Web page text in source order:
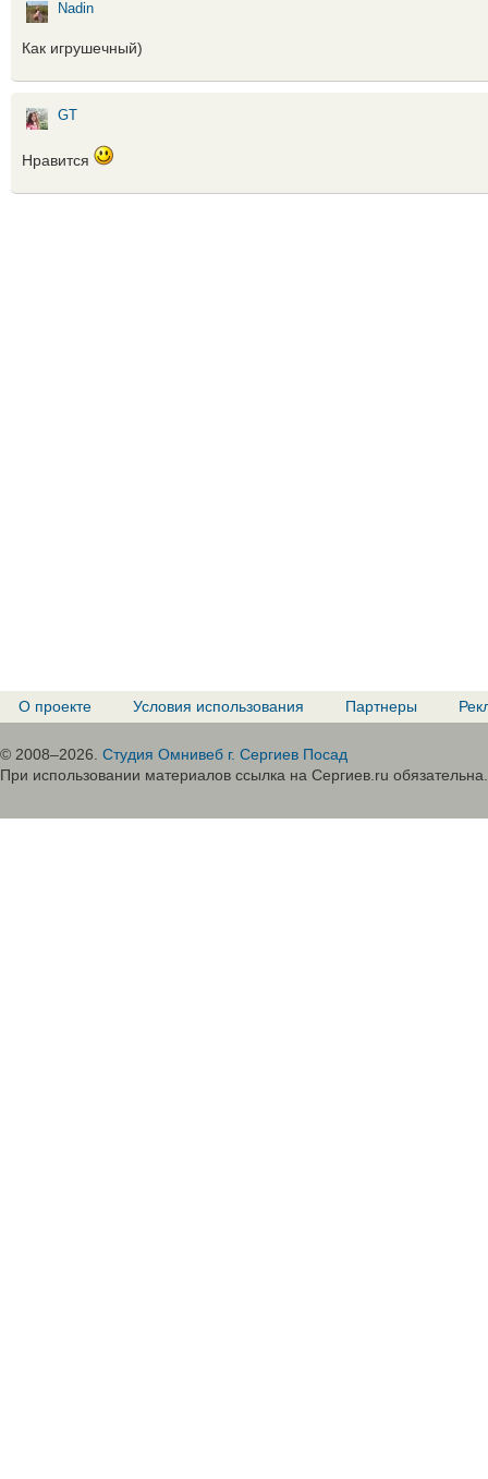
Nadin
Как игрушечный)
GT
Нравится
О проекте Условия использования Партнеры
© 2008–2026. Студия Омнивеб г. Сергиев Посад
При использовании материалов ссылка на Сергиев.ru обязательна.